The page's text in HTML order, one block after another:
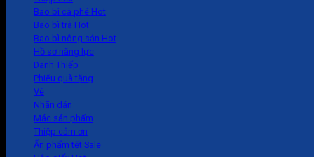
Bao bì cà phê
Bao bì trà
Bao bì nông sản
Hồ sơ năng lực
Danh Thiếp
Phiếu quà tặng
Vé
Nhãn dán
Mác sản phẩm
Thiệp cảm ơn
Ấn phẩm tết